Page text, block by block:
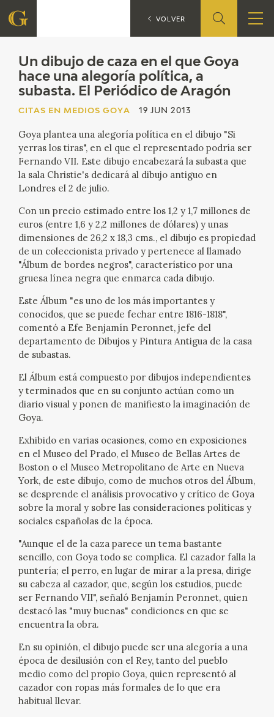
FUNDACIÓN
QUIENES SOMOS
ACCIÓN CORPORATIVA
CONTACTO
PROGRAMACIÓN
EXPOSICIONES
ACTIVIDADES
ACTUALIDAD
SALA DE PRENSA
BLOG CUADERNO ITALIANO
FRANCISCO DE GOYA
CRONOLOGÍA
CATÁLOGO
GOYA EN EL MUNDO
GOYA EN ARAGÓN
PREMIO ARAGÓN GOYA
EDICIONES
Un dibujo de caza en el que Goya
hace una alegoría política, a
subasta. El Periódico de Aragón
CITAS EN MEDIOS GOYA 19 JUN 2013
Goya plantea una alegoría política en el dibujo "Si
yerras los tiras", en el que el representado podría ser
Fernando VII. Este dibujo encabezará la subasta que
la sala Christie's dedicará al dibujo antiguo en
Londres el 2 de julio.
Con un precio estimado entre los 1,2 y 1,7 millones de
euros (entre 1,6 y 2,2 millones de dólares) y unas
dimensiones de 26,2 x 18,3 cms., el dibujo es propiedad
de un coleccionista privado y pertenece al llamado
"Álbum de bordes negros", característico por una
gruesa línea negra que enmarca cada dibujo.
Este Álbum "es uno de los más importantes y
conocidos, que se puede fechar entre 1816-1818",
comentó a Efe Benjamín Peronnet, jefe del
departamento de Dibujos y Pintura Antigua de la casa
de subastas.
El Álbum está compuesto por dibujos independientes
y terminados que en su conjunto actúan como un
diario visual y ponen de manifiesto la imaginación de
Goya.
Exhibido en varias ocasiones, como en exposiciones
en el Museo del Prado, el Museo de Bellas Artes de
Boston o el Museo Metropolitano de Arte en Nueva
York, de este dibujo, como de muchos otros del Álbum,
se desprende el análisis provocativo y crítico de Goya
sobre la moral y sobre las consideraciones políticas y
sociales españolas de la época.
"Aunque el de la caza parece un tema bastante
sencillo, con Goya todo se complica. El cazador falla la
puntería; el perro, en lugar de mirar a la presa, dirige
su cabeza al cazador, que, según los estudios, puede
ser Fernando VII", señaló Benjamín Peronnet, quien
destacó las "muy buenas" condiciones en que se
encuentra la obra.
En su opinión, el dibujo puede ser una alegoría a una
época de desilusión con el Rey, tanto del pueblo
medio como del propio Goya, quien representó al
cazador con ropas más formales de lo que era
habitual llevar.
CITAS EN MEDIOS GOYA
VOLVER